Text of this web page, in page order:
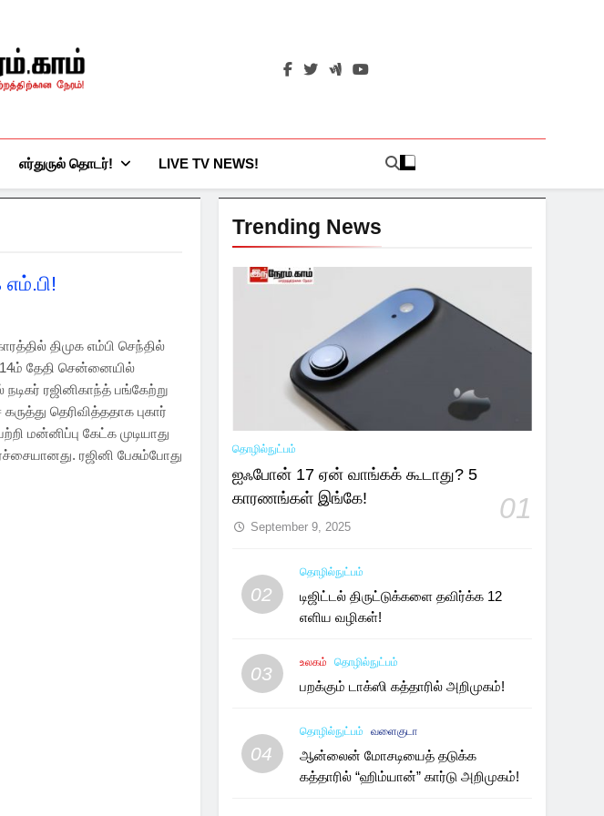
எர்துருல் தொடர்! LIVE TV NEWS!
திமுக எம்பி செந்தில்
14ம் தேதி சென்னையில்
ரஜினிகாந்த் பங்கேற்று
தெரிவித்ததாக புகார்
மன்னிப்பு கேட்க முடியாது
ரஜினி பேசும்போது
Trending News
தொழில்நுட்பம்
ஐஃபோன் 17 ஏன் வாங்கக் கூடாது? 5
காரணங்கள் இங்கே!
01
September 9, 2025
02
தொழில்நுட்பம்
டிஜிட்டல் திருட்டுக்களை தவிர்க்க 12
எளிய வழிகள்!
03
உலகம் தொழில்நுட்பம்
பறக்கும் டாக்ஸி கத்தாரில் அறிமுகம்!
04
தொழில்நுட்பம் வளைகுடா
ஆன்லைன் மோசடியைத் தடுக்க
கத்தாரில் “ஹிம்யான்” கார்டு அறிமுகம்!